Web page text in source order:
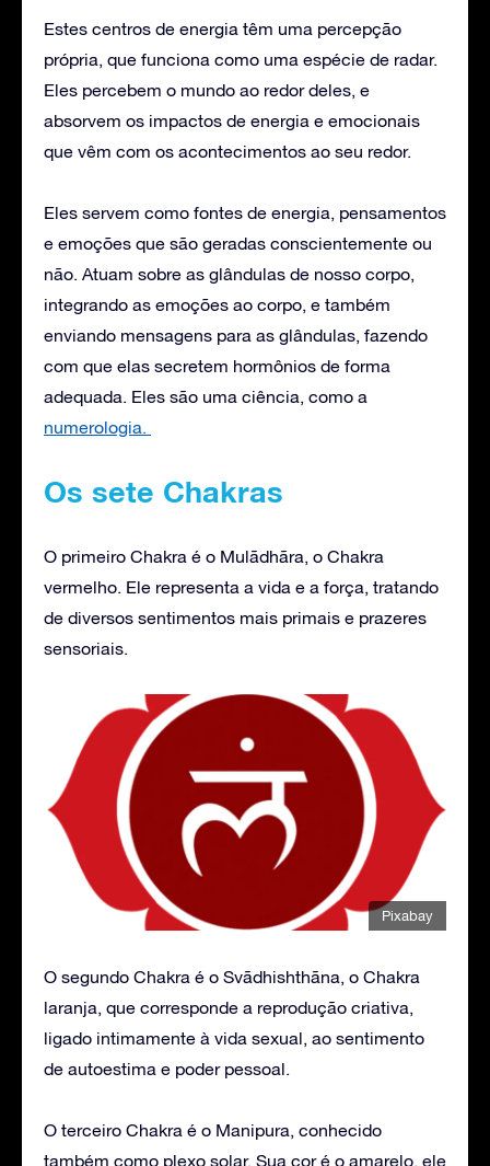
Estes centros de energia têm uma percepção
própria, que funciona como uma espécie de radar.
Eles percebem o mundo ao redor deles, e
absorvem os impactos de energia e emocionais
que vêm com os acontecimentos ao seu redor.
Eles servem como fontes de energia, pensamentos
e emoções que são geradas conscientemente ou
não. Atuam sobre as glândulas de nosso corpo,
integrando as emoções ao corpo, e também
enviando mensagens para as glândulas, fazendo
com que elas secretem hormônios de forma
adequada. Eles são uma ciência, como a
numerologia.
Os sete Chakras
O primeiro Chakra é o Mulãdhãra, o Chakra
vermelho. Ele representa a vida e a força, tratando
de diversos sentimentos mais primais e prazeres
sensoriais.
Pixabay
O segundo Chakra é o Svãdhishthãna, o Chakra
laranja, que corresponde a reprodução criativa,
ligado intimamente à vida sexual, ao sentimento
de autoestima e poder pessoal.
O terceiro Chakra é o Manipura, conhecido
também como plexo solar. Sua cor é o amarelo, ele